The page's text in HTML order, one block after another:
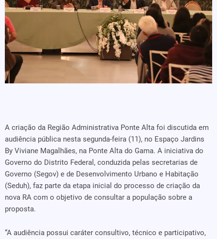
A criação da Região Administrativa Ponte Alta foi discutida em
audiência pública nesta segunda-feira (11), no Espaço Jardins
By Viviane Magalhães, na Ponte Alta do Gama. A iniciativa do
Governo do Distrito Federal, conduzida pelas secretarias de
Governo (Segov) e de Desenvolvimento Urbano e Habitação
(Seduh), faz parte da etapa inicial do processo de criação da
nova RA com o objetivo de consultar a população sobre a
proposta.
“A audiência possui caráter consultivo, técnico e participativo,